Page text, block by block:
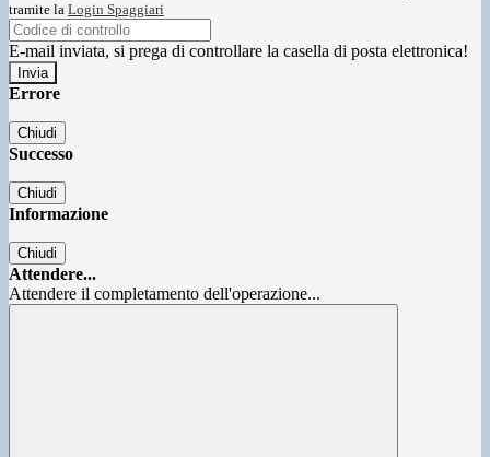
tramite la Login Spaggiari
E-mail inviata, si prega di controllare la casella di posta elettronica!
Errore
Chiudi
Successo
Chiudi
Informazione
Chiudi
Attendere...
Attendere il completamento dell'operazione...